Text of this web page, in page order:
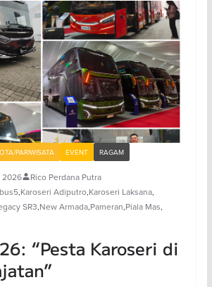
PARIWISATA EVENT RAGAM
2026
Rico Perdana Putra
,Karoseri Adiputro,Karoseri Laksana,
SR3,New Armada,Pameran,Piala Mas,
“Pesta Karoseri di